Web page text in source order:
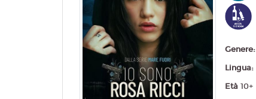
Genere:
Lingua:
Età10+